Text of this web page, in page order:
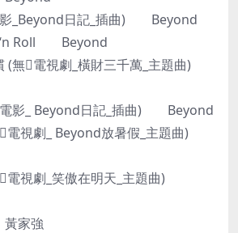
影_Beyond日記_插曲) Beyond
‘n Roll Beyond
(無電視劇_橫財三千萬_主題曲)
電影_ Beyond日記_插曲) Beyond
電視劇_ Beyond放暑假_主題曲)
電視劇_笑傲在明天_主題曲)
家強